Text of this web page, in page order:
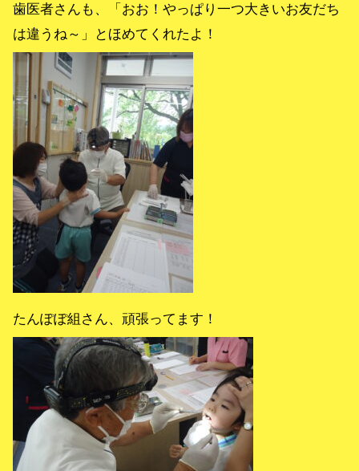
歯医者さんも、「おお！やっぱり一つ大きいお友だち
は違うね～」とほめてくれたよ！
たんぽぽ組さん、頑張ってます！